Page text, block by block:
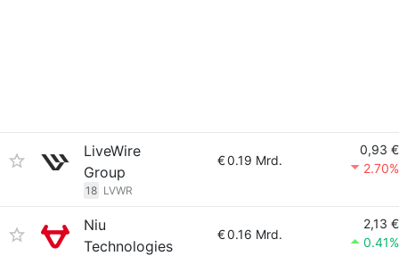
LiveWire
Group
18 LVWR
€0.19 Mrd.
0,93 €
2.70%
Niu
Technologies
€0.16 Mrd.
2,13 €
0.41%